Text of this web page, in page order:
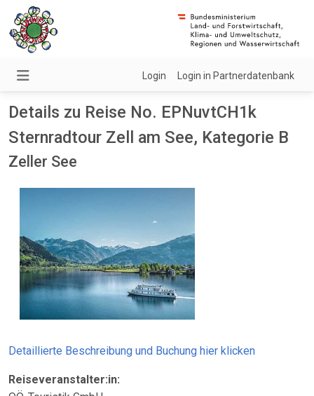
Login Login in Partnerdatenbank
Details zu Reise No. EPNuvtCH1k
Sternradtour Zell am See, Kategorie B
Zeller See
Detaillierte Beschreibung und Buchung hier klicken
Reiseveranstalter:in: